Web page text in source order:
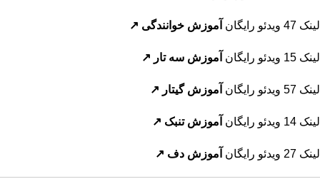
لینک 47 ویدئو رایگان آموزش خوانندگی ↗️
لینک 15 ویدئو رایگان آموزش سه تار ↗️
لینک 57 ویدئو رایگان آموزش گیتار ↗️
لینک 14 ویدئو رایگان آموزش تنبک ↗️
لینک 27 ویدئو رایگان آموزش دف ↗️